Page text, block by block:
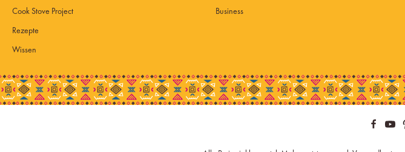
Cook Stove Project
Rezepte
Wissen
Business